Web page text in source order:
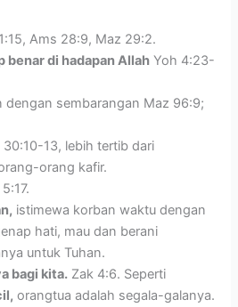
Ams 28:9, Maz 29:2.
benar di hadapan Allah Yoh 4:23-
dengan sembarangan Maz 96:9;
30:10-13, lebih tertib dari
orang kafir.
istimewa korban waktu dengan
hati, mau dan berani
untuk Tuhan.
bagi kita. Zak 4:6. Seperti
orangtua adalah segala-galanya.